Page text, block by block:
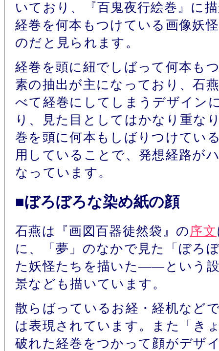
いており、『百鬼夜行絵巻』に
経巻を何本もつけている画像妖
のだと見られます。
経巻を頭に紐でしばって何本も
素の抽出が主になっており、石
べて経巻にしてしまうデザイン
り、見た目としてはかなり重な
巻を頭に何本もしばりつけてい
用していることで、発想経路が
なっています。
■ぼろぼろな染め紙の顔
石燕は『画図百器徒然袋』の序文
に、「夢」のなかで見た「ぼろ
た妖怪たちを描いた――という
景なども描いています。
散らばっているお経・経机など
は表現されています。また「き
破れた経巻をつかって顔がデザ